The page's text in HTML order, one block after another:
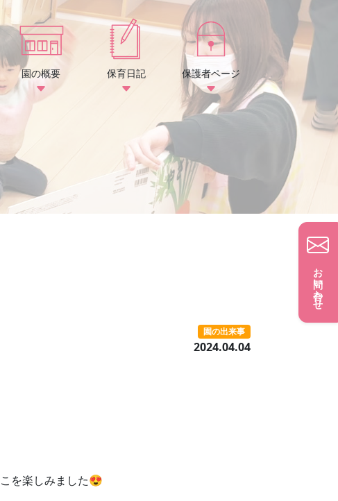
園の概要 保育日記 保護者ページ
お問い合わせ
園の出来事
2024.04.04
を楽しみました😍